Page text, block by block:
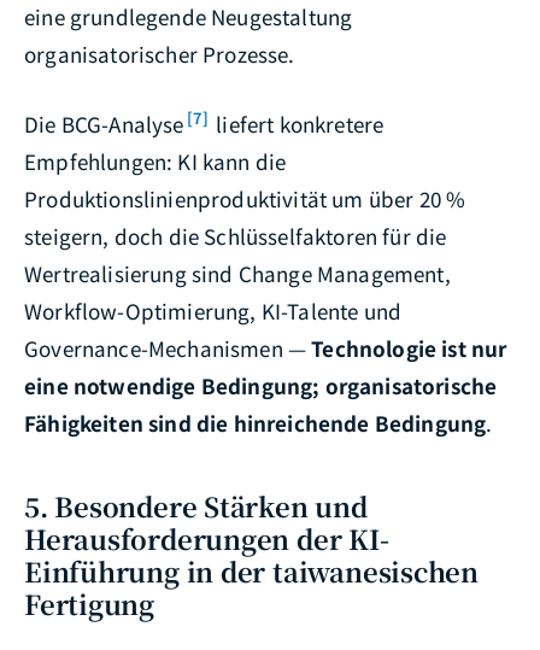
eine grundlegende Neugestaltung
organisatorischer Prozesse.
Die BCG-Analyse [7] liefert konkretere
Empfehlungen: KI kann die
Produktionslinienproduktivität um über 20 %
steigern, doch die Schlüsselfaktoren für die
Wertrealisierung sind Change Management,
Workflow-Optimierung, KI-Talente und
Governance-Mechanismen —Technologie ist nur
eine notwendige Bedingung; organisatorische
Fähigkeiten sind die hinreichende Bedingung.
5. Besondere Stärken und
Herausforderungen der KI-
Einführung in der taiwanesischen
Fertigung